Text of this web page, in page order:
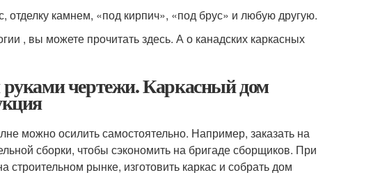
отделку камнем, «под кирпич», «под брус» и любую другую.
, вы можете прочитать здесь. А о канадских каркасных
чертежи. Каркасный дом
можно осилить самостоятельно. Например, заказать на
сборки, чтобы сэкономить на бригаде сборщиков. При
рынке, изготовить каркас и собрать дом